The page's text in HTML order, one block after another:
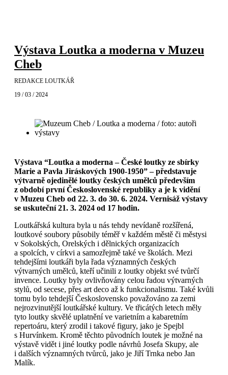
Výstava Loutka a moderna v Muzeu
Cheb
REDAKCE LOUTKÁŘ
19 / 03 / 2024
Výstava “Loutka a moderna – České loutky ze sbírky
Marie a Pavla Jiráskových 1900-1950” – představuje
výtvarně ojedinělé loutky českých umělců především
z období první Československé republiky a je k vidění
v Muzeu Cheb od 22. 3. do 30. 6. 2024. Vernisáž výstavy
se uskuteční 21. 3. 2024 od 17 hodin.
Loutkářská kultura byla u nás tehdy nevídaně rozšířená,
loutkové soubory působily téměř v každém městě či městysi
v Sokolských, Orelských i dělnických organizacích
a spolcích, v církvi a samozřejmě také ve školách. Mezi
tehdejšími loutkáři byla řada významných českých
výtvarných umělců, kteří učinili z loutky objekt své tvůrčí
invence. Loutky byly ovlivňovány celou řadou výtvarných
stylů, od secese, přes art deco až k funkcionalismu. Také kvůli
tomu bylo tehdejší Československo považováno za zemi
nejrozvinutější loutkářské kultury. Ve třicátých letech měly
tyto loutky skvělé uplatnění ve varietním a kabaretním
repertoáru, který zrodil i takové figury, jako je Spejbl
s Hurvínkem. Kromě těchto původních loutek je možné na
výstavě vidět i jiné loutky podle návrhů Josefa Skupy, ale
i dalších významných tvůrců, jako je Jiří Trnka nebo Jan
Malík.